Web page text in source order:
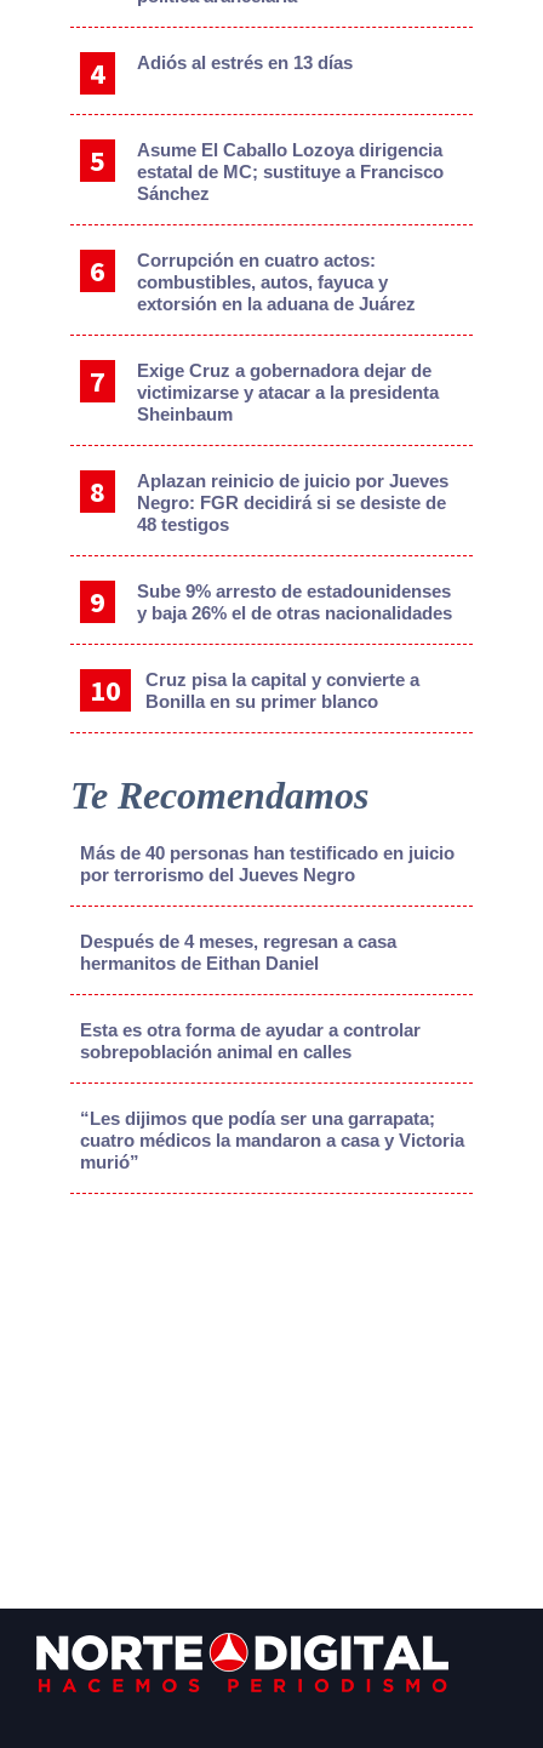
Adiós al estrés en 13 días
Asume El Caballo Lozoya dirigencia
estatal de MC; sustituye a Francisco
Sánchez
Corrupción en cuatro actos:
combustibles, autos, fayuca y
extorsión en la aduana de Juárez
Exige Cruz a gobernadora dejar de
victimizarse y atacar a la presidenta
Sheinbaum
Aplazan reinicio de juicio por Jueves
Negro: FGR decidirá si se desiste de
48 testigos
Sube 9% arresto de estadounidenses
y baja 26% el de otras nacionalidades
Cruz pisa la capital y convierte a
Bonilla en su primer blanco
Te Recomendamos
Más de 40 personas han testificado en juicio
por terrorismo del Jueves Negro
Después de 4 meses, regresan a casa
hermanitos de Eithan Daniel
Esta es otra forma de ayudar a controlar
sobrepoblación animal en calles
“Les dijimos que podía ser una garrapata;
cuatro médicos la mandaron a casa y Victoria
murió”
Footer